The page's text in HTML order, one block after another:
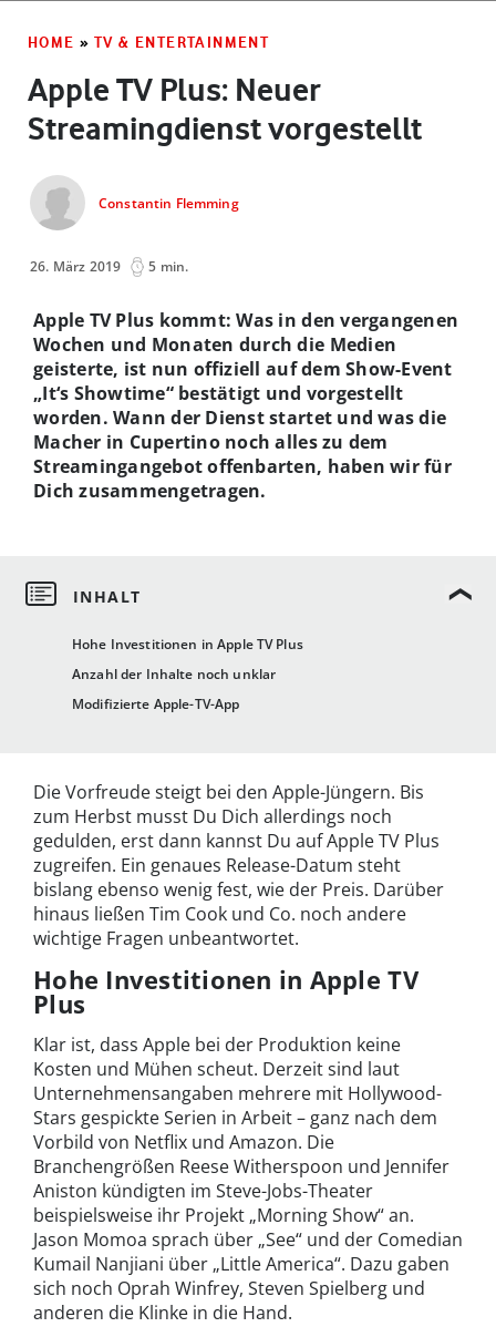
HOME » TV & ENTERTAINMENT
Apple TV Plus: Neuer
Streamingdienst vorgestellt
Constantin Flemming
26. März 2019 5 min.
Hohe Investitionen in Apple TV Plus
Anzahl der Inhalte noch unklar
Modifizierte Apple-TV-App
Apple TV Plus kommt: Was in den vergangenen
Wochen und Monaten durch die Medien
geisterte, ist nun offiziell auf dem Show-Event
„It‘s Showtime“ bestätigt und vorgestellt
worden. Wann der Dienst startet und was die
Macher in Cupertino noch alles zu dem
Streamingangebot offenbarten, haben wir für
Dich zusammengetragen.
Die Vorfreude steigt bei den Apple-Jüngern. Bis
zum Herbst musst Du Dich allerdings noch
gedulden, erst dann kannst Du auf Apple TV Plus
zugreifen. Ein genaues Release-Datum steht
bislang ebenso wenig fest, wie der Preis. Darüber
hinaus ließen Tim Cook und Co. noch andere
wichtige Fragen unbeantwortet.
Hohe Investitionen in Apple TV
Plus
Klar ist, dass Apple bei der Produktion keine
Kosten und Mühen scheut. Derzeit sind laut
Unternehmensangaben mehrere mit Hollywood-
Stars gespickte Serien in Arbeit – ganz nach dem
Vorbild von Netflix und Amazon. Die
Branchengrößen Reese Witherspoon und Jennifer
Aniston kündigten im Steve-Jobs-Theater
beispielsweise ihr Projekt „Morning Show“ an.
Jason Momoa sprach über „See“ und der Comedian
Kumail Nanjiani über „Little America“. Dazu gaben
sich noch Oprah Winfrey, Steven Spielberg und
anderen die Klinke in die Hand.